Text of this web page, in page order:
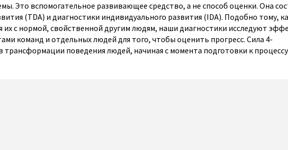
Это вспомогательное развивающее средство, а не способ оценки. Она
(TDA) и диагностики индивидуального развития (IDA). Подобно тому,
их с нормой, свойственной другим людям, наши диагностики исследуют
команд и отдельных людей для того, чтобы оценить прогресс. Сила 4-
трансформации поведения людей, начиная с момента подготовки к